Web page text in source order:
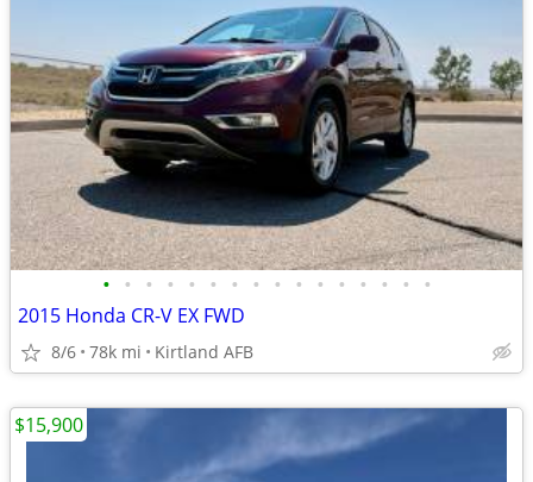
• • • • • • • • • • • • • • • •
2015 Honda CR-V EX FWD
8/6 78k mi Kirtland AFB
$15,900